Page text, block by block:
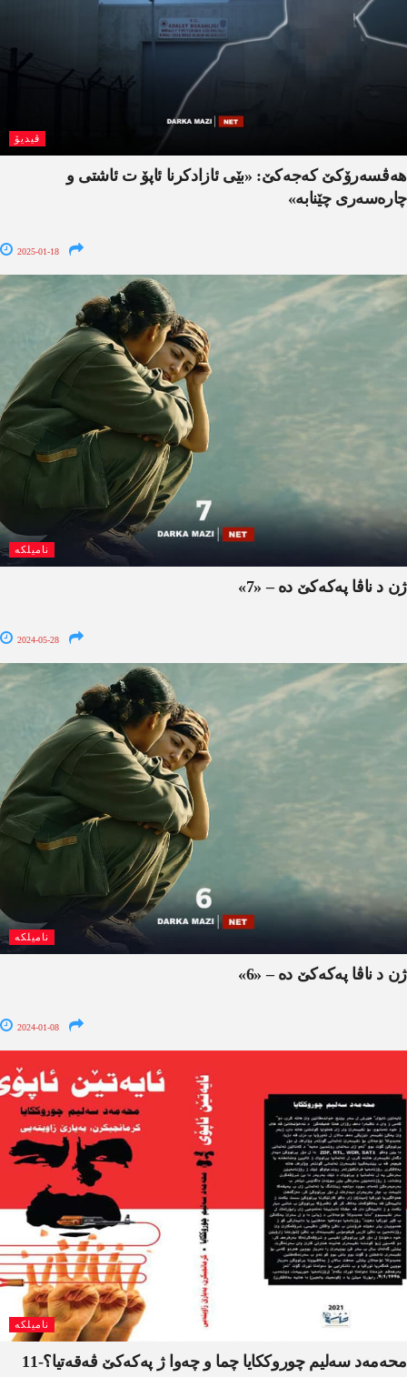
ڤیدیۆ
هه‌ڤسه‌رۆكێ كه‌جه‌كێ: «بێی ئازادكرنا ئاپۆ ت ئاشتی و
چاره‌سه‌ری چێنابه‌»
2025-01-18
نامیلکە
ژن د ناڤا په‌كه‌كێ ده‌ – «7»
2024-05-28
نامیلکە
ژن د ناڤا په‌كه‌كێ ده‌ – «6»
2024-01-08
نامیلکە
محەمەد سەلیم چوروککایا چما و چەوا ژ پەکەکێ ڤەقەتیا؟-11